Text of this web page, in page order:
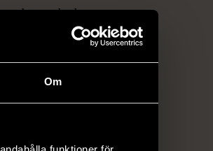
Om
ett brett utbud av
kläder och möbler
elektronik i våra
föremål som
vanliga butiker.